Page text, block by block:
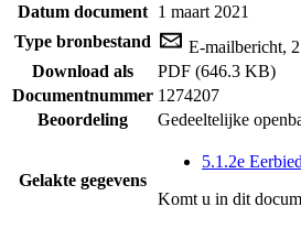
Datum document 1 maart 2021
Type bronbestand
E-mailbericht,
Download als
PDF (646.3 KB)
Documentnummer 1274207
Beoordeling
Gedeeltelijke
Gelakte gegevens
5.1.2e
Komt u in dit